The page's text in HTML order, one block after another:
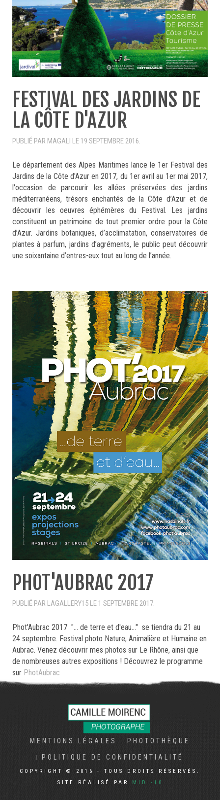
FESTIVAL DES JARDINS DE
LA CÔTE D'AZUR
PUBLIÉ PAR MAGALI LE 19 SEPTEMBRE 2016.
Le département des Alpes Maritimes lance le 1er Festival des
Jardins de la Côte d'Azur en 2017, du 1er avril au 1er mai 2017,
l'occasion de parcourir les allées préservées des jardins
méditerranéens, trésors enchantés de la Côte d’Azur et de
découvrir les oeuvres éphémères du Festival. Les jardins
constituent un patrimoine de tout premier ordre pour la Côte
d’Azur. Jardins botaniques, d’acclimatation, conservatoires de
plantes à parfum, jardins d’agréments, le public peut découvrir
une soixantaine d’entres-eux tout au long de l’année.
PHOT'AUBRAC 2017
PUBLIÉ PAR LAGALLERY15 LE 1 SEPTEMBRE 2017
Phot'Aubrac 2017 "... de terre et d'eau..." se tiendra du 21 au
24 septembre. Festival photo Nature, Animalière et Humaine en
Aubrac. Venez découvrir mes photos sur Le Rhône, ainsi que
de nombreuses autres expositions ! Découvrez le programme
sur PhotAubrac
MENTIONS LÉGALES PHOTOTHÈQUE
POLITIQUE DE CONFIDENTIALITÉ
COPYRIGHT © 2016 - TOUS DROITS RÉSERVÉS.
SITE RÉALISÉ PAR
MIDI-10